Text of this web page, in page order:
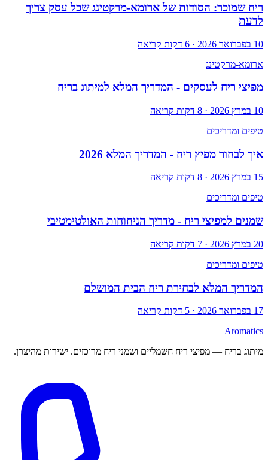
ריח שמוכר: הסודות של ארומא-מרקטינג שכל עסק צריך
לדעת
10 בפברואר 2026 ·
6 דקות קריאה
ארומא-מרקטינג
מפיצי ריח לעסקים - המדריך המלא למיתוג בריח
10 במרץ 2026 ·
8 דקות קריאה
טיפים ומדריכים
איך לבחור מפיץ ריח - המדריך המלא 2026
15 במרץ 2026 ·
8 דקות קריאה
טיפים ומדריכים
שמנים למפיצי ריח - מדריך הניחוחות האולטימטיבי
20 במרץ 2026 ·
7 דקות קריאה
טיפים ומדריכים
המדריך המלא לבחירת ריח הבית המושלם
17 בפברואר 2026 ·
5 דקות קריאה
Aromatics
מיתוג בריח — מפיצי ריח חשמליים ושמני ריח מרוכזים. ישירות מהיצרן.